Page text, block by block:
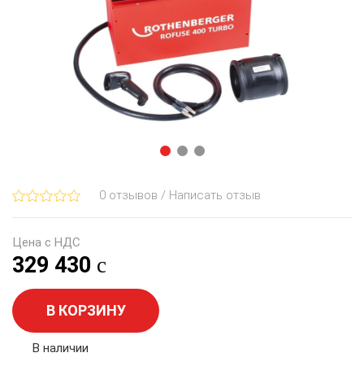
0 отзывов / Написать отзыв
Цена с НДС
329 430
В КОРЗИНУ
В наличии